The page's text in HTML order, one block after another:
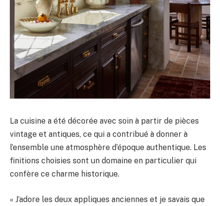
La cuisine a été décorée avec soin à partir de pièces
vintage et antiques, ce qui a contribué à donner à
l’ensemble une atmosphère d’époque authentique. Les
finitions choisies sont un domaine en particulier qui
confère ce charme historique.
« J’adore les deux appliques anciennes et je savais que